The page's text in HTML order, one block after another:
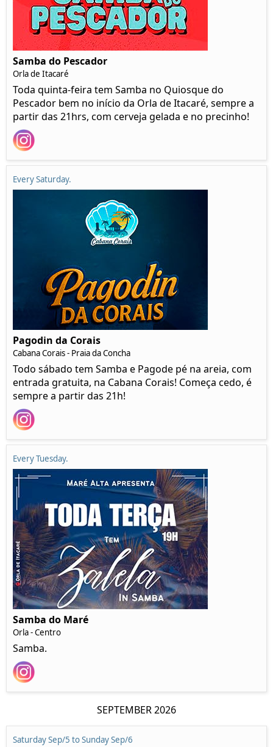
Samba do Pescador
Orla de Itacaré
Toda quinta-feira tem Samba no Quiosque do
Pescador bem no início da Orla de Itacaré, sempre a
partir das 21hrs, com cerveja gelada e no precinho!
Every Saturday.
Pagodin da Corais
Cabana Corais - Praia da Concha
Todo sábado tem Samba e Pagode pé na areia, com
entrada gratuita, na Cabana Corais! Começa cedo, é
sempre a partir das 21h!
Every Tuesday.
Samba do Maré
Orla - Centro
Samba.
SEPTEMBER 2026
Saturday Sep/5 to Sunday Sep/6